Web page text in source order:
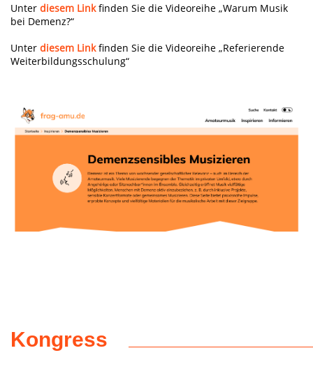
Unter diesem Linkfinden Sie die Videoreihe „Warum Musik
bei Demenz?“
Unter diesem Linkfinden Sie die Videoreihe „Referierende
Weiterbildungsschulung“
Kongress